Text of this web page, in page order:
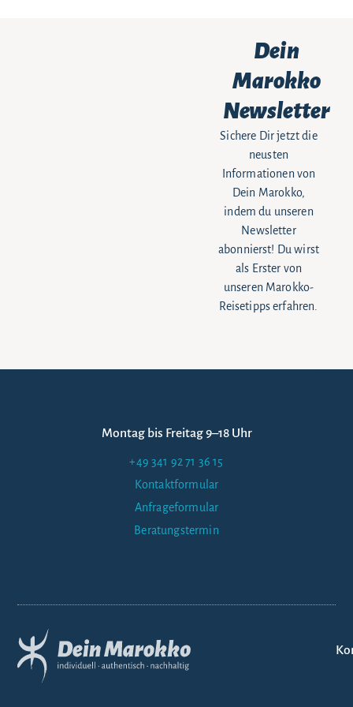
Dein
Marokko
Newsletter
Sichere Dir jetzt die
neusten
Informationen von
Dein Marokko,
indem du unseren
Newsletter
abonnierst! Du wirst
als Erster von
unseren Marokko-
Reisetipps erfahren.
Montag bis Freitag 9–18 Uhr
+49 341 92 71 36 15
Kontaktformular
Anfrageformular
Beratungstermin